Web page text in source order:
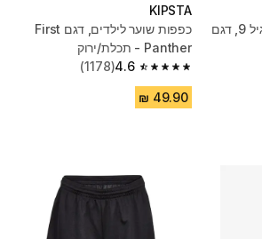
כדורגל מידה 3 לילדים עד גיל 9, דגם
KIPSTA
כפפות שוער לילדים, דגם First
Panther - תכלת/ירוק
4.6
4.6 out of 5 stars from 1178 reviews
(1178)